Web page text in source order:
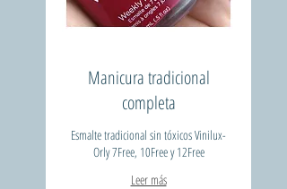
Manicura tradicional
completa
Esmalte tradicional sin tóxicos Vinilux-
Orly 7Free, 10Free y 12Free
Leer más